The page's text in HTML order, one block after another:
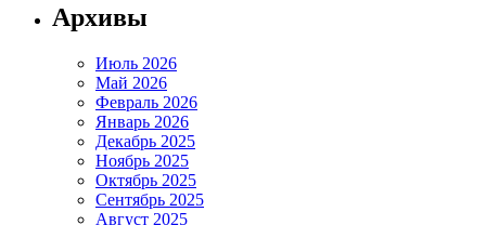
Архивы
Июль 2026
Май 2026
Февраль 2026
Январь 2026
Декабрь 2025
Ноябрь 2025
Октябрь 2025
Сентябрь 2025
Август 2025